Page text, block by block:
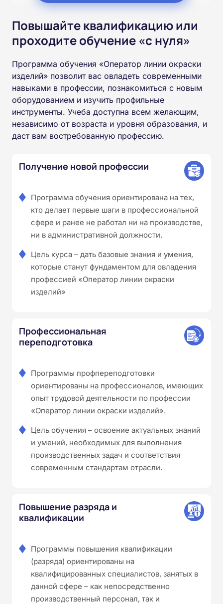
Повышайте квалификацию или
проходите обучение «с нуля»
Программа обучения «Оператор линии окраски
изделий» позволит вас овладеть современными
навыками в профессии, познакомиться с новым
оборудованием и изучить профильные
инструменты. Учеба доступна всем желающим,
независимо от возраста и уровня образования, и
даст вам востребованную профессию.
Получение новой профессии
Программа обучения ориентирована на тех,
кто делает первые шаги в профессиональной
сфере и ранее не работал ни на производстве,
ни в административной должности.
Цель курса – дать базовые знания и умения,
которые станут фундаментом для овладения
профессией «Оператор линии окраски
изделий»
Профессиональная
переподготовка
Программы профпереподготовки
ориентированы на профессионалов, имеющих
опыт трудовой деятельности по профессии
«Оператор линии окраски изделий».
Цель обучения – освоение актуальных знаний
и умений, необходимых для выполнения
производственных задач и соответствия
современным стандартам отрасли.
Повышение разряда и
квалификации
Программы повышения квалификации
(разряда) ориентированы на
квалифицированных специалистов, занятых в
данной сфере – как непосредственно
производственный персонал, так и